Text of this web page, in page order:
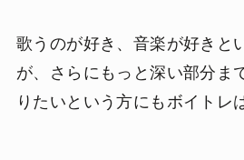
歌うのが好き、音楽が好きと
が、さらにもっと深い部分ま
りたいという方にもボイトレ